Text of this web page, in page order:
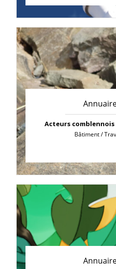
Acteurs
Bâtiment /